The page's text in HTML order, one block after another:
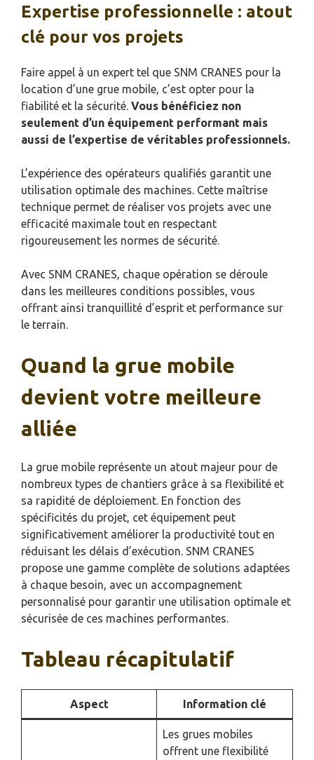
Expertise professionnelle : atout
clé pour vos projets
Faire appel à un expert tel que SNM CRANES pour la
location d’une grue mobile, c’est opter pour la
fiabilité et la sécurité. Vous bénéficiez non
seulement d’un équipement performant mais
aussi de l’expertise de véritables professionnels.
L’expérience des opérateurs qualifiés garantit une
utilisation optimale des machines. Cette maîtrise
technique permet de réaliser vos projets avec une
efficacité maximale tout en respectant
rigoureusement les normes de sécurité.
Avec SNM CRANES, chaque opération se déroule
dans les meilleures conditions possibles, vous
offrant ainsi tranquillité d’esprit et performance sur
le terrain.
Quand la grue mobile
devient votre meilleure
alliée
La grue mobile représente un atout majeur pour de
nombreux types de chantiers grâce à sa flexibilité et
sa rapidité de déploiement. En fonction des
spécificités du projet, cet équipement peut
significativement améliorer la productivité tout en
réduisant les délais d’exécution. SNM CRANES
propose une gamme complète de solutions adaptées
à chaque besoin, avec un accompagnement
personnalisé pour garantir une utilisation optimale et
sécurisée de ces machines performantes.
Tableau récapitulatif
Aspect Information clé
Les grues mobiles
offrent une flexibilité